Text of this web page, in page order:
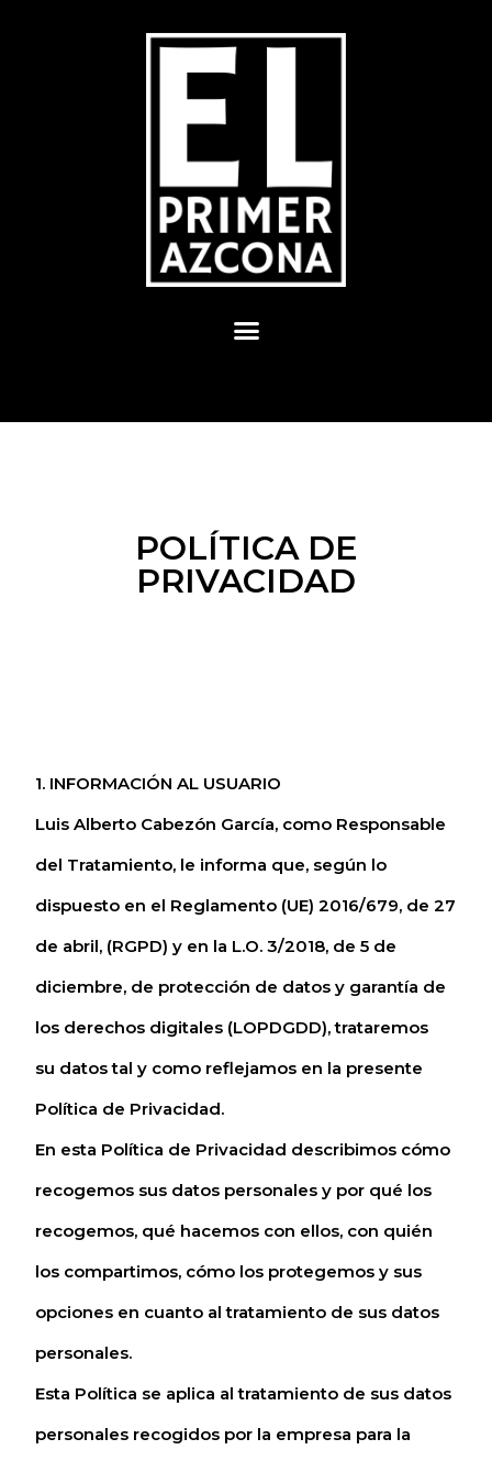
POLÍTICA DE
PRIVACIDAD
1. INFORMACIÓN AL USUARIO
Luis Alberto Cabezón García, como Responsable
del Tratamiento, le informa que, según lo
dispuesto en el Reglamento (UE) 2016/679, de 27
de abril, (RGPD) y en la L.O. 3/2018, de 5 de
diciembre, de protección de datos y garantía de
los derechos digitales (LOPDGDD), trataremos
su datos tal y como reflejamos en la presente
Política de Privacidad.
En esta Política de Privacidad describimos cómo
recogemos sus datos personales y por qué los
recogemos, qué hacemos con ellos, con quién
los compartimos, cómo los protegemos y sus
opciones en cuanto al tratamiento de sus datos
personales.
Esta Política se aplica al tratamiento de sus datos
personales recogidos por la empresa para la